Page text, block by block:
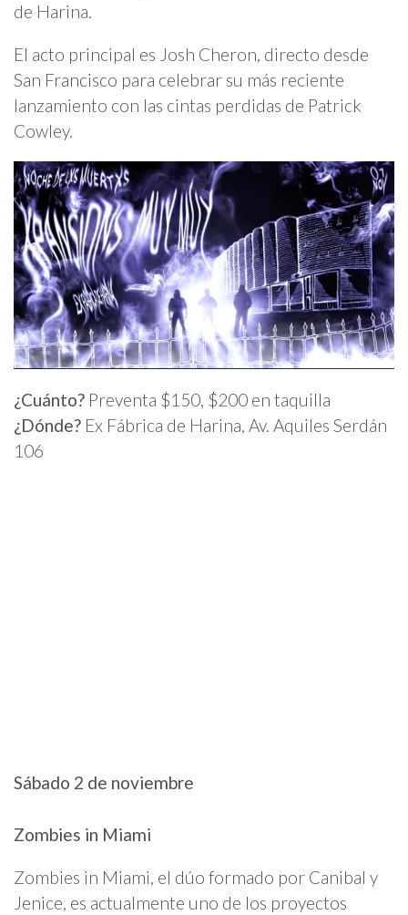
de Harina.
El acto principal es Josh Cheron, directo desde
San Francisco para celebrar su más reciente
lanzamiento con las cintas perdidas de Patrick
Cowley.
¿Cuánto? Preventa $150, $200 en taquilla
¿Dónde? Ex Fábrica de Harina, Av. Aquiles Serdán
106
Sábado 2 de noviembre
Zombies in Miami
Zombies in Miami, el dúo formado por Canibal y
Jenice, es actualmente uno de los proyectos